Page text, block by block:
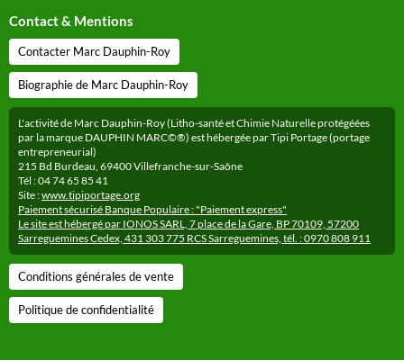
Contact & Mentions
Contacter Marc Dauphin-Roy
Biographie de Marc Dauphin-Roy
L'activité de Marc Dauphin-Roy (Litho-santé et Chimie Naturelle protégéées
par la marque DAUPHIN MARC©®) est hébergée par Tipi Portage (portage
entrepreneurial)
215 Bd Burdeau, 69400 Villefranche-sur-Saône
Tél : 04 74 65 85 41
Site :www.tipiportage.org
Paiement sécurisé Banque Populaire : "Paiement express"
Le site est hébergé par IONOS SARL, 7 place de la Gare, BP 70109, 57200
Sarreguemines Cedex, 431 303 775 RCS Sarreguemines, tél. : 0970 808 911
Conditions générales de vente
Politique de confidentialité